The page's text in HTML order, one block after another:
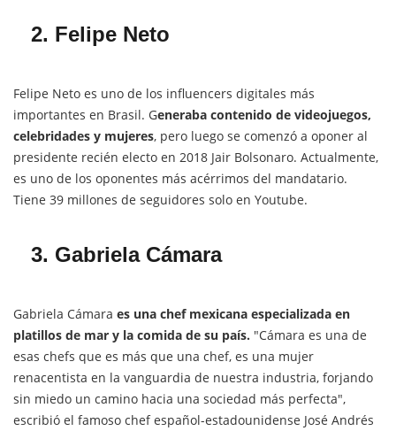
2. Felipe Neto
Felipe Neto es uno de los influencers digitales más
importantes en Brasil. Generaba contenido de videojuegos,
celebridades y mujeres, pero luego se comenzó a oponer al
presidente recién electo en 2018 Jair Bolsonaro. Actualmente,
es uno de los oponentes más acérrimos del mandatario.
Tiene 39 millones de seguidores solo en Youtube.
3. Gabriela Cámara
Gabriela Cámara es una chef mexicana especializada en
platillos de mar y la comida de su país. "Cámara es una de
esas chefs que es más que una chef, es una mujer
renacentista en la vanguardia de nuestra industria, forjando
sin miedo un camino hacia una sociedad más perfecta",
escribió el famoso chef español-estadounidense José Andrés